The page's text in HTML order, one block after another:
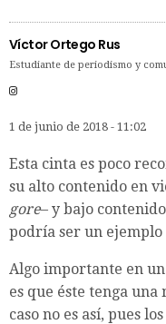
Víctor Ortego Rus
Estudiante de periodismo y
1 de junio de 2018 - 11:02
Esta cinta es poco
su alto contenido en
gore– y bajo
podría ser un
Algo importante en
es que éste tenga
caso no es así, pues